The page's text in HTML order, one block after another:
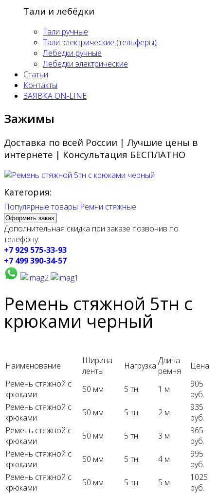
Тали и лебёдки
Тали ручные
Тали электрические (тельферы)
Лебедки ручные
Лебедки электрические
Статьи
Контакты
ЗАЯВКА ON-LINE
Зажимы
Доставка по всей России | Лучшие цены в
интернете | Консультация БЕСПЛАТНО
Категория:
Популярные товары Ремни стяжные
Оформить заказ
Дополнительная скидка при заказе позвонив по
телефону:
+7 929 575-33-93
+7 499 390-34-57
Ремень стяжной 5тн с
крюками черный
Наименование
Ширина
ленты
Нагрузка Длина
ремня
Цена
Ремень стяжной с
крюками
50 мм 5 тн 1 м
905
руб.
Ремень стяжной с
крюками
50 мм 5 тн 2 м
935
руб.
Ремень стяжной с
крюками
50 мм 5 тн 3 м
965
руб.
Ремень стяжной с
крюками
50 мм 5 тн 4 м
995
руб.
Ремень стяжной с
крюками
50 мм 5 тн 5 м
1025
руб.